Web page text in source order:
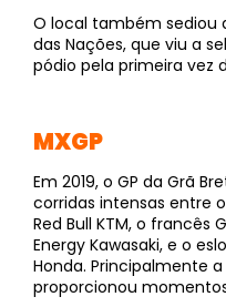
O local também sediou
das Nações, que viu a
pódio pela primeira vez
MXGP
Em 2019, o GP da Grã
corridas intensas entre
Red Bull KTM, o francês
Energy Kawasaki, e o
Honda. Principalmente
proporcionou